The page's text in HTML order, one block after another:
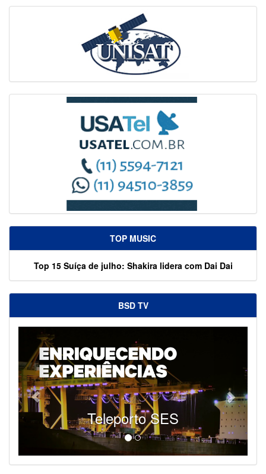
TOP MUSIC
Top 15 Suíça de julho: Shakira lidera com Dai Dai
BSD TV
Teleporto SES